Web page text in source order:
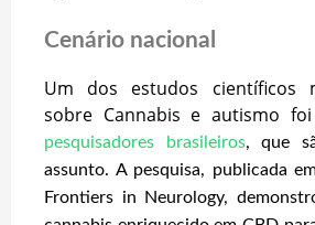
Cenário nacional
Um dos estudos científicos
sobre Cannabis e autismo
pesquisadores brasileiros, que
assunto. A pesquisa, publicada
Frontiers in Neurology,